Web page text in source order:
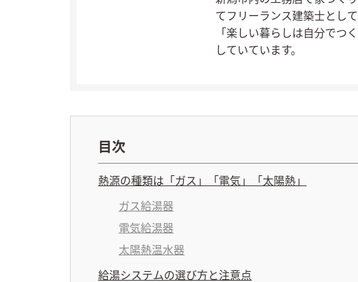
てフリーランス建築士として
「楽しい暮らしは自分でつ
していています。
目次
熱源の種類は「ガス」「電気」「太陽熱」
ガス給湯器
電気給湯器
太陽熱温水器
給湯システムの選び方と注意点